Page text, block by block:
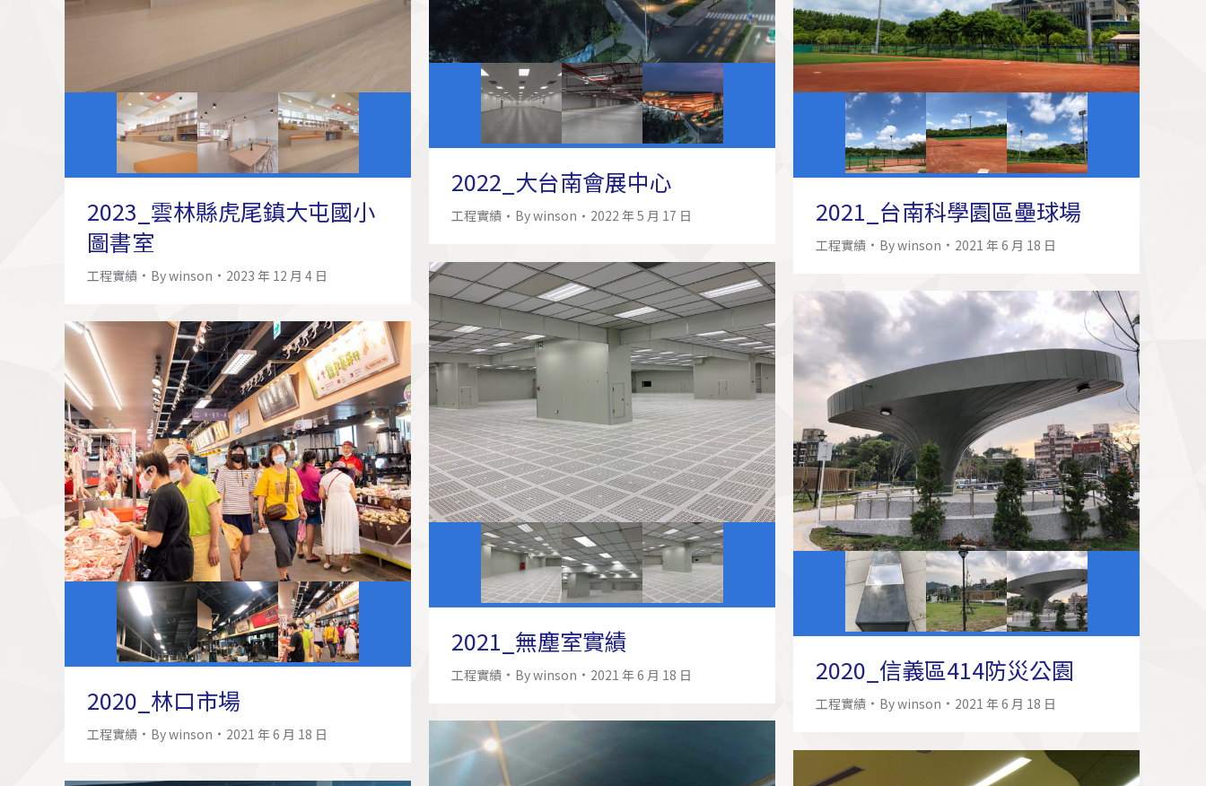
2023_雲林縣虎尾鎮大屯國小
圖書室
工程實績 Bywinson 2023 年 12 月 4 日
2022_大台南會展中心
工程實績 Bywinson 2022 年 5 月 17 日 2021_台南科學園區壘球場
工程實績 Bywinson 2021 年 6 月 18 日
2021_無塵室實績
工程實績 Bywinson 2021 年 6 月 18 日 2020_信義區414防災公園
工程實績 Bywinson 2021 年 6 月 18 日
2020_林口市場
工程實績 Bywinson 2021 年 6 月 18 日